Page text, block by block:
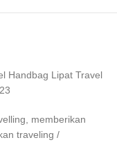
Handbag Lipat Travel
memberikan
traveling /